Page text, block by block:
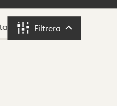
Filtrera Filtrera